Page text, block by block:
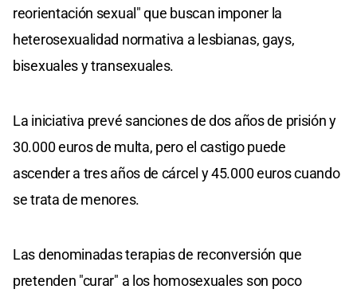
reorientación sexual" que buscan imponer la
heterosexualidad normativa a lesbianas, gays,
bisexuales y transexuales.
La iniciativa prevé sanciones de dos años de prisión y
30.000 euros de multa, pero el castigo puede
ascender a tres años de cárcel y 45.000 euros cuando
se trata de menores.
Las denominadas terapias de reconversión que
pretenden "curar" a los homosexuales son poco